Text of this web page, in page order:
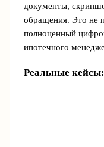
документы,
обращения. Это не
полноценный
ипотечного
Реальные